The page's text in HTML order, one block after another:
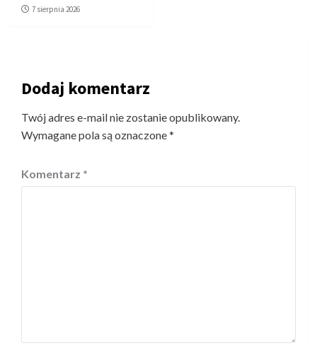
7 sierpnia 2026
Dodaj komentarz
Twój adres e-mail nie zostanie opublikowany.
Wymagane pola są oznaczone*
Komentarz *